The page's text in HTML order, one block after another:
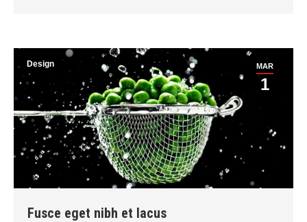
MAR
1
Design
Fusce eget nibh et lacus